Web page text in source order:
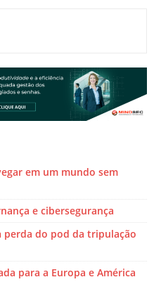
em um mundo sem
e cibersegurança
perda do pod da tripulação
para a Europa e América